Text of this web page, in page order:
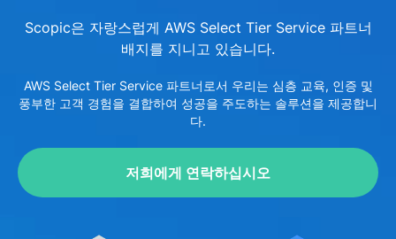
Scopic은 자랑스럽게 AWS Select Tier Service 파트너
배지를 지니고 있습니다.
AWS Select Tier Service 파트너로서 우리는 심층 교육, 인증 및
풍부한 고객 경험을 결합하여 성공을 주도하는 솔루션을 제공합니
다.
저희에게 연락하십시오